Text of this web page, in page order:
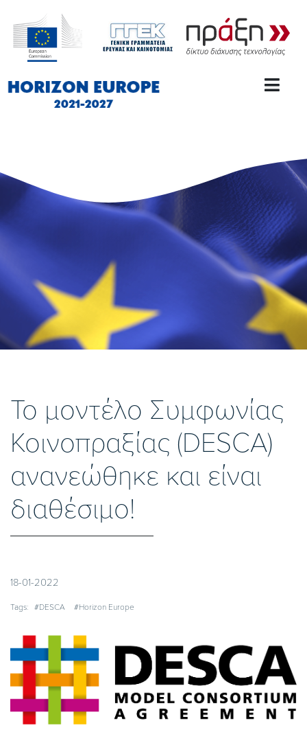
To μοντέλο Συμφωνίας
Κοινοπραξίας (DESCA)
ανανεώθηκε και είναι
διαθέσιμο!
18-01-2022
Tags: #DESCA #Horizon Europe